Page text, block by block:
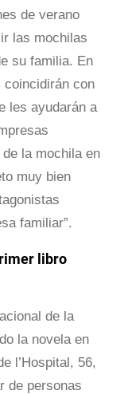
de verano
las mochilas
su familia. En
coincidirán con
les ayudarán a
la mochila en
muy bien
familiar”.
libro
de la
la novela en
l’Hospital, 56,
de personas